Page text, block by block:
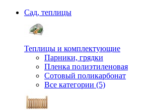
Сад, теплицы
Теплицы и комплектующие
Парники, грядки
Пленка полиэтиленовая
Сотовый поликарбонат
Все категории (5)